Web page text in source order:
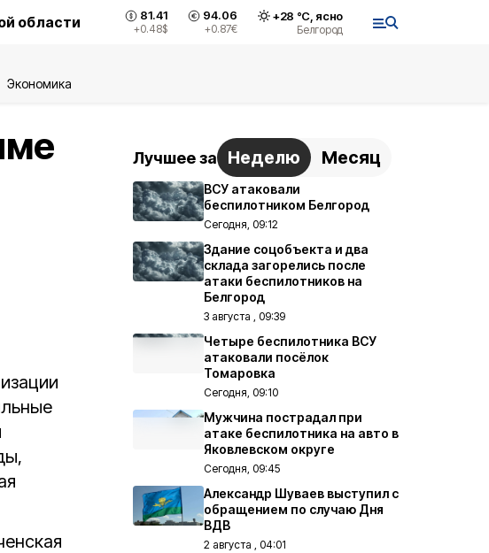
области 81.41
+0.48$
94.06
+0.87€
+28 °С, ясно
Белгород
Экономика
Лучшее за Неделю Месяц
ВСУ атаковали
беспилотником Белгород
Сегодня, 09:12
Здание соцобъекта и два
склада загорелись после
атаки беспилотников на
Белгород
3 августа , 09:39
Четыре беспилотника ВСУ
атаковали посёлок
Томаровка
Сегодня, 09:10
Мужчина пострадал при
атаке беспилотника на авто в
Яковлевском округе
Сегодня, 09:45
Александр Шуваев выступил с
обращением по случаю Дня
ВДВ
2 августа , 04:01